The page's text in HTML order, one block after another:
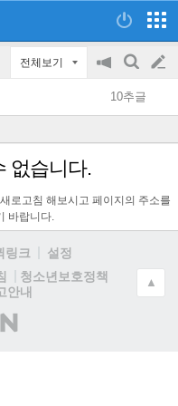
전체보기
공
지
on/off
검
색
글
쓰
기
10추글
없습니다.
로고침 해보시고 페이지의 주소를
바랍니다.
링크
설정
청소년보호정책
안내
▲